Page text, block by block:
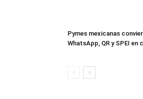
Pymes mexicanas
WhatsApp, QR y SPEI en